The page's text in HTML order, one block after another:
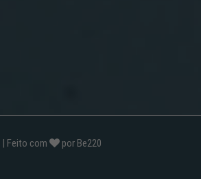
| Feito com por Be220